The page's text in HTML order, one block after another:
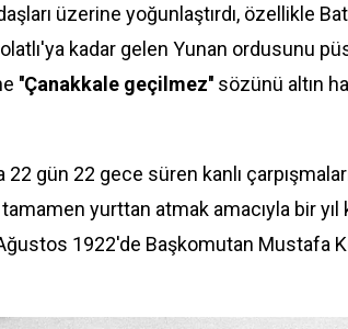
üzerine yoğunlaştırdı, özellikle
kadar gelen Yunan ordusunu
''Çanakkale geçilmez'' sözünü altın
22 gün 22 gece süren kanlı
yurttan atmak amacıyla bir yıl
1922'de Başkomutan Mustafa